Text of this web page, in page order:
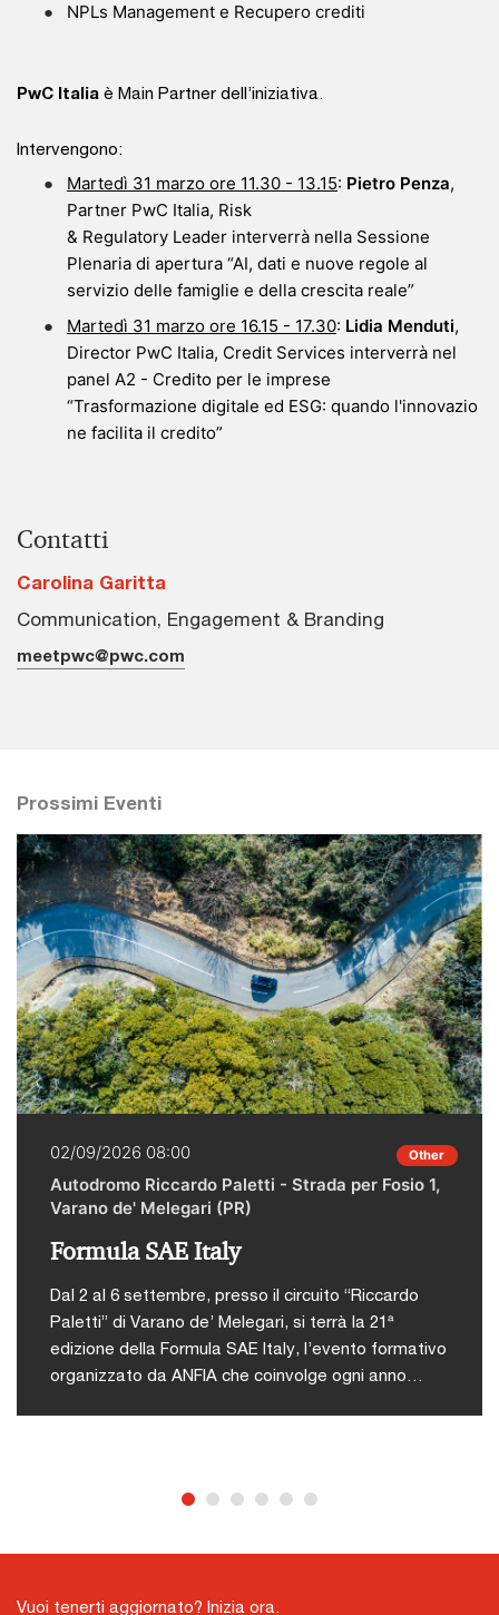
NPLs Management e Recupero crediti
PwC Italia è Main Partner dell’iniziativa.
Intervengono:
Martedì 31 marzo ore 11.30 - 13.15: Pietro Penza,
Partner PwC Italia, Risk
& Regulatory Leader interverrà nella Sessione
Plenaria di apertura “AI, dati e nuove regole al
servizio delle famiglie e della crescita reale”
Martedì 31 marzo ore 16.15 - 17.30: Lidia Menduti,
Director PwC Italia, Credit Services interverrà nel
panel A2 - Credito per le imprese
“Trasformazione digitale ed ESG: quando l'innovazio
ne facilita il credito”
Contatti
Carolina Garitta
Communication, Engagement & Branding
meetpwc@pwc.com
Prossimi Eventi
02/09/2026 08:00 Other
Autodromo Riccardo Paletti - Strada per Fosio 1,
Varano de' Melegari (PR)
Formula SAE Italy
Dal 2 al 6 settembre, presso il circuito “Riccardo
Paletti” di Varano de’ Melegari, si terrà la 21ª
edizione della Formula SAE Italy, l’evento formativo
organizzato da ANFIA che coinvolge ogni anno
abilità acquisite durante il proprio percorso
Vuoi tenerti aggiornato? Inizia ora.